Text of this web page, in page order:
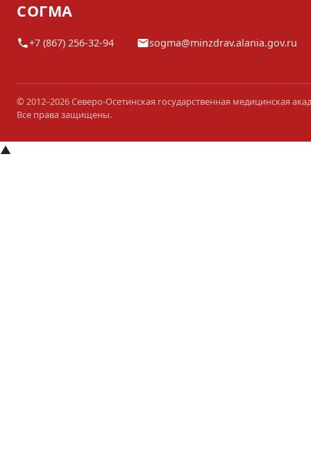
СОГМА
+7 (867) 256-32-94 sogma@minzdrav.alania.gov.ru
© 2012–2026 Северо-Осетинская государственная медицинская
Все права защищены.
▲